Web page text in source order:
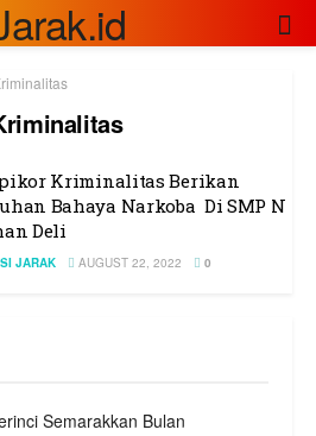
Kriminalitas Berikan
Bahaya Narkoba Di SMP N
Deli
JARAK AUGUST 22, 2022 0
Semarakkan Bulan